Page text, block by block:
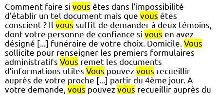
Comment faire si vous êtes dans l’impossibilité
d’établir un tel document mais que vous êtes
conscient ? Il vous suffit de demander à deux témoins,
dont votre personne de confiance si vous en avez
désigné [...] funéraire de votre choix. Domicile. Vous
sollicite pour renseigner les premiers formulaires
administratifs Vous remet les documents
d’informations utiles Vous pouvez vous recueillir
auprès de votre proche [...] partir du 4ème jour. A
votre demande, vous pouvez vous recueillir auprès du